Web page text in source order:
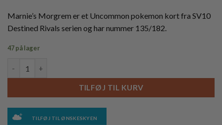
Marnie’s Morgrem er et Uncommon pokemon kort fra SV10
Destined Rivals serien og har nummer 135/182.
47 på lager
TILFØJ TIL KURV
TILFØJ TIL ØNSKESKYEN